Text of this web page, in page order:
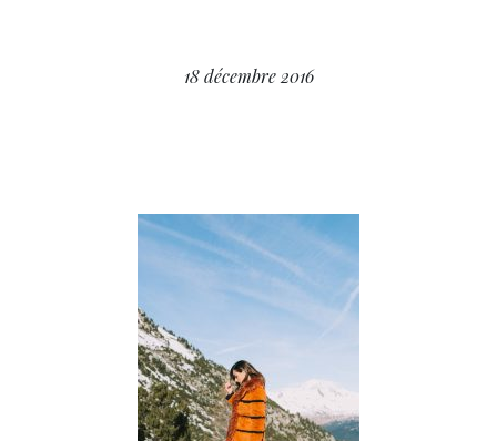
18 décembre 2016